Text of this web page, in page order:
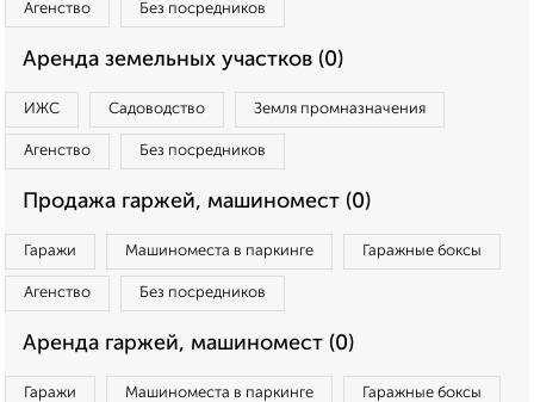
Агенство Без посредников
Аренда земельных участков (0)
ИЖС Садоводство Земля промназначения
Агенство Без посредников
Продажа гаржей, машиномест (0)
Гаражи Машиноместа в паркинге Гаражные боксы
Агенство Без посредников
Аренда гаржей, машиномест (0)
Гаражи Машиноместа в паркинге Гаражные боксы